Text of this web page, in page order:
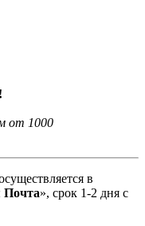
от 1000
в
Почта», срок 1-2 дня с